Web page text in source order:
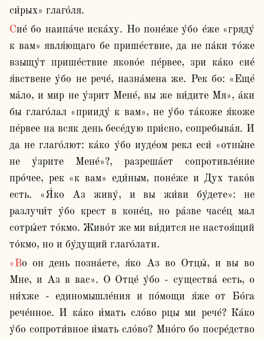
си́рых» глаго́ля.
Сие́ бо наипа́че иска́ху. Но поне́же у́бо е́же «гряду́
к вам» явля́ющаго бе прише́ствие, да не па́ки то́же
взыщу́т прише́ствие яково́е пе́рвее, зри ка́ко сие́
я́вствене у́бо не рече́, назна́мена же. Рек бо: «Еще́
ма́ло, и мир не у́зрит Мене́, вы же ви́дите Мя», а́ки
бы глаго́лал «прииду́ к вам», не у́бо та́коже я́коже
пе́рвее на всяк день бесе́дую при́сно, сопребыва́я. И
да не глаго́лют: ка́ко у́бо иуде́ом рекл еси́ «отны́не
не у́зрите Мене́»?, разреша́ет сопротивле́ние
про́чее, рек «к вам» еди́ным, поне́же и Дух тако́в
есть. «Я́ко Аз живу́, и вы жи́ви бу́дете»: не
разлучи́т у́бо крест в коне́ц, но ра́зве часе́ц мал
сотры́ет то́кмо. Живо́т же ми ви́дится не настоя́щий
то́кмо, но и бу́дущий глаго́лати.
«Во он день позна́ете, я́ко Аз во Отцы́, и вы во
Мне, и Аз в вас». О Отце́ у́бо - существа́ есть, о
ни́хже - единомышле́ния и по́мощи я́же от Бо́га
рече́нное. И ка́ко и́мать сло́во рцы ми рече́? Ка́ко
у́бо сопроти́вное и́мать сло́во? Мно́го бо посре́дство